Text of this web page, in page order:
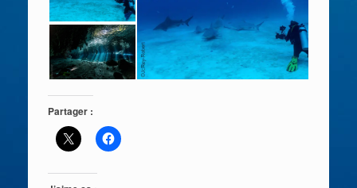
Partager :